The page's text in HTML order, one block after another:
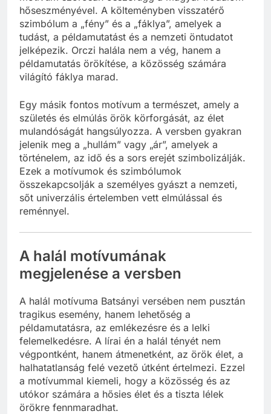
hőseszményével. A költeményben visszatérő
szimbólum a „fény” és a „fáklya”, amelyek a
tudást, a példamutatást és a nemzeti öntudatot
jelképezik. Orczi halála nem a vég, hanem a
példamutatás örökítése, a közösség számára
világító fáklya marad.
Egy másik fontos motívum a természet, amely a
születés és elmúlás örök körforgását, az élet
mulandóságát hangsúlyozza. A versben gyakran
jelenik meg a „hullám” vagy „ár”, amelyek a
történelem, az idő és a sors erejét szimbolizálják.
Ezek a motívumok és szimbólumok
összekapcsolják a személyes gyászt a nemzeti,
sőt univerzális értelemben vett elmúlással és
reménnyel.
A halál motívumának
megjelenése a versben
A halál motívuma Batsányi versében nem pusztán
tragikus esemény, hanem lehetőség a
példamutatásra, az emlékezésre és a lelki
felemelkedésre. A lírai én a halál tényét nem
végpontként, hanem átmenetként, az örök élet, a
halhatatlanság felé vezető útként értelmezi. Ezzel
a motívummal kiemeli, hogy a közösség és az
utókor számára a hősies élet és a tiszta lélek
örökre fennmaradhat.